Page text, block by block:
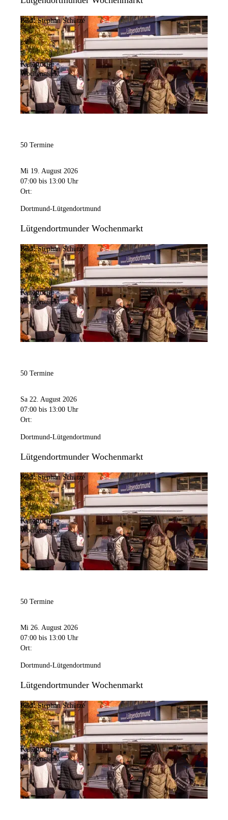
Bild: Stephan Schütze
Kategorie:
Wochenmarkt
50 Termine
Mi 19. August 2026
07:00 bis 13:00 Uhr
Ort:
Dortmund-Lütgendortmund
Lütgendortmunder Wochenmarkt
Bild: Stephan Schütze
Kategorie:
Wochenmarkt
50 Termine
Sa 22. August 2026
07:00 bis 13:00 Uhr
Ort:
Dortmund-Lütgendortmund
Lütgendortmunder Wochenmarkt
Bild: Stephan Schütze
Kategorie:
Wochenmarkt
50 Termine
Mi 26. August 2026
07:00 bis 13:00 Uhr
Ort:
Dortmund-Lütgendortmund
Lütgendortmunder Wochenmarkt
Bild: Stephan Schütze
Kategorie:
Wochenmarkt